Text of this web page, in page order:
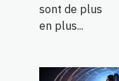
sont de plus
en plus...